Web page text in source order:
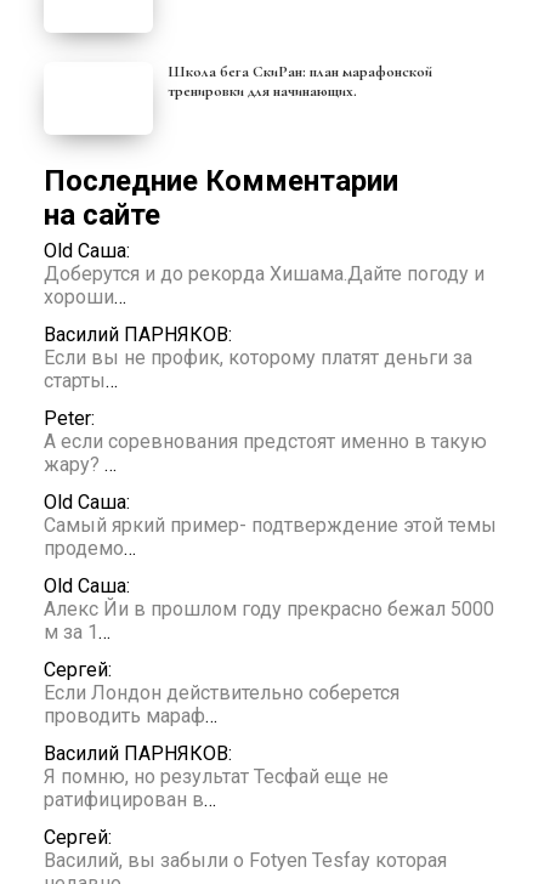
Школа бега СкиРан: план марафонской
тренировки для начинающих.
Последние Комментарии
на сайте
Old Саша:
Доберутся и до рекорда Хишама.Дайте погоду и
хороши…
Василий ПАРНЯКОВ:
Если вы не профик, которому платят деньги за
старты…
Peter:
А если соревнования предстоят именно в такую
жару? …
Old Саша:
Самый яркий пример- подтверждение этой темы
продемо…
Old Саша:
Алекс Йи в прошлом году прекрасно бежал 5000
м за 1…
Сергей:
Если Лондон действительно соберется
проводить мараф…
Василий ПАРНЯКОВ:
Я помню, но результат Тесфай еще не
ратифицирован в…
Сергей:
Василий, вы забыли о Fotyen Tesfay которая